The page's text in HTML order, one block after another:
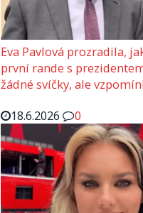
Eva Pavlová prozradila,
první rande s
žádné svíčky, ale
18.6.2026
0